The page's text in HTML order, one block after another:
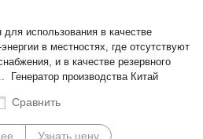
для использования в качестве
в местностях, где отсутствуют
и в качестве резервного
Генератор производства Китай
Сравнить
Узнать цену